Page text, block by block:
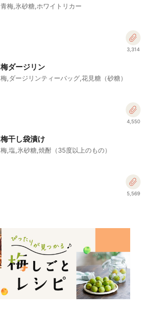
青梅,氷砂糖,ホワイトリカー
3,314
梅ダージリン
梅,ダージリンティーバッグ,花見糖（砂糖）
4,550
梅干し袋漬け
梅,塩,氷砂糖,焼酎（35度以上のもの）
5,569